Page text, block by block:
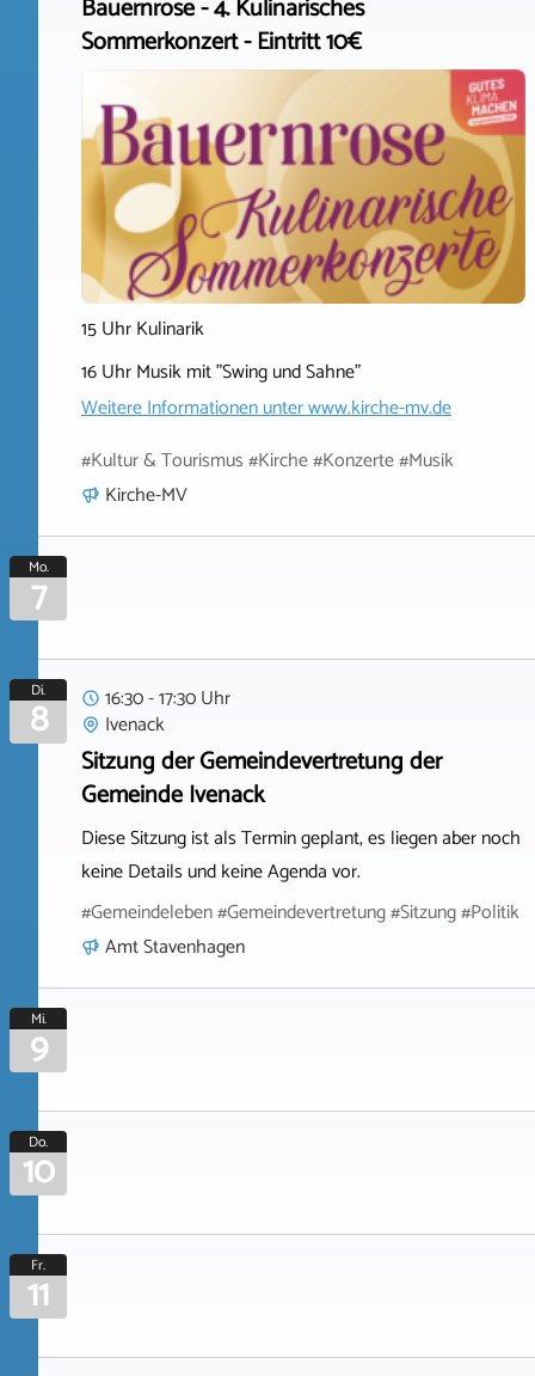
Bauernrose - 4. Kulinarisches
Sommerkonzert - Eintritt 10€
15 Uhr Kulinarik
16 Uhr Musik mit "Swing und Sahne"
Weitere Informationen unterwww.kirche-mv.de
#Kultur & Tourismus #Kirche #Konzerte #Musik
Kirche-MV
Mo.
7
Di.
8
16:30 - 17:30 Uhr
Ivenack
Sitzung der Gemeindevertretung der
Gemeinde Ivenack
Diese Sitzung ist als Termin geplant, es liegen aber noch
keine Details und keine Agenda vor.
#Gemeindeleben #Gemeindevertretung #Sitzung #Politik
Amt Stavenhagen
Mi.
9
Do.
10
Fr.
11